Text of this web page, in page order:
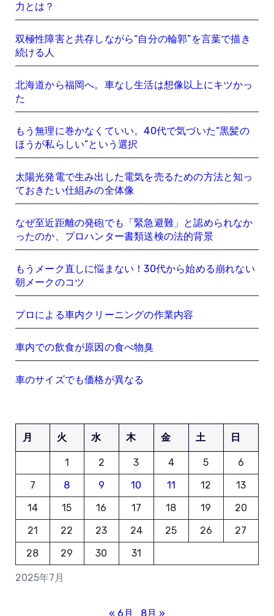
力とは？
双極性障害と共存しながら“自分の輪郭”を言葉で描き
続ける人
北海道から福岡へ。車なし生活は想像以上にキツかっ
た
もう無理に巻かなくていい。40代で気づいた“黒髪の
ほうが私らしい”という選択
太陽光発電で生み出した電気を売るための方法と知っ
ておきたい仕組みの全体像
なぜ至近距離の発砲でも「緊急避難」と認められなか
ったのか、プロハンター書類送検の法的背景
もうメーク直しに悩まない！30代から始める崩れない
朝メークのコツ
プロによる車内クリーニングの作業内容
車内での飲食が原因の食べ物臭
車のサイズでも価格が異なる
2025年7月
月 火 水 木 金 土 日
1 2 3 4 5
6
7
8 9 10 11 12
13
14
15 16 17 18 19
20
21
22 23 24 25 26
27
28
29 30 31
« 6月 8月 »